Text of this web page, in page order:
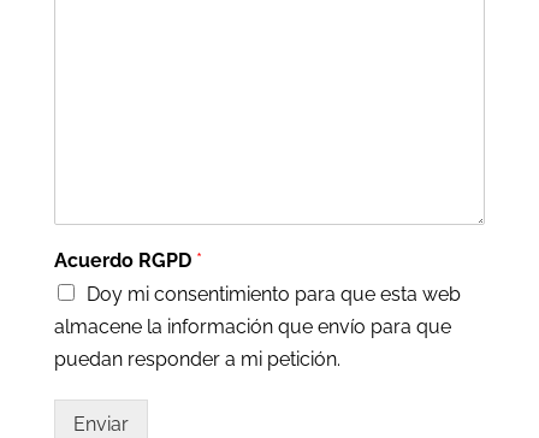
Acuerdo RGPD *
Doy mi consentimiento para que esta web
almacene la información que envío para que
puedan responder a mi petición.
Enviar